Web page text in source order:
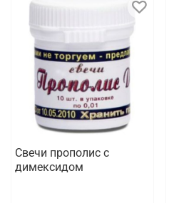
Свечи прополис с
димексидом